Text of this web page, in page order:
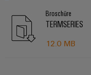
Broschüre
TERMSERIES
12.0 MB